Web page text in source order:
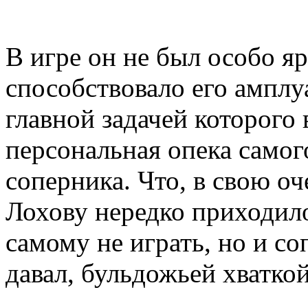
В игре он не был особо
способствовало его
главной задачей которого
персональная опека
соперника. Что, в свою
Лохову нередко
самому не играть, но и
давал, бульдожьей